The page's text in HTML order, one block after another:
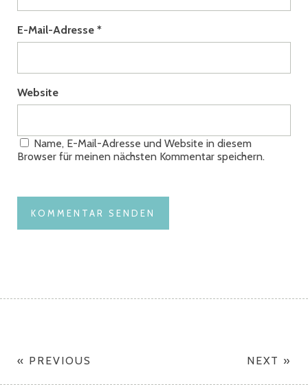
E-Mail-Adresse *
Website
Name, E-Mail-Adresse und Website in diesem
Browser für meinen nächsten Kommentar speichern.
« PREVIOUS NEXT »